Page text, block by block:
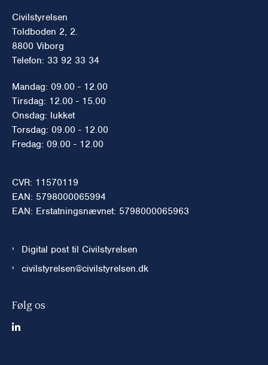
Civilstyrelsen
Toldboden 2, 2.
8800 Viborg
Telefon: 33 92 33 34
Mandag: 09.00 - 12.00
Tirsdag: 12.00 - 15.00
Onsdag: lukket
Torsdag: 09.00 - 12.00
Fredag: 09.00 - 12.00
CVR: 11570119
EAN: 5798000065994
EAN: Erstatningsnævnet: 5798000065963
Digital post til Civilstyrelsen
civilstyrelsen@civilstyrelsen.dk
Følg os